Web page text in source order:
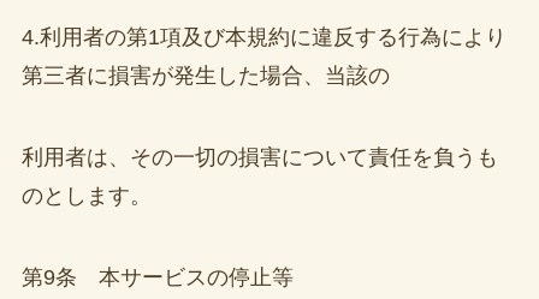
4.利用者の第1項及び本規約に違反する行為により
第三者に損害が発生した場合、当該の
利用者は、その一切の損害について責任を負うも
のとします。
第9条 本サービスの停止等